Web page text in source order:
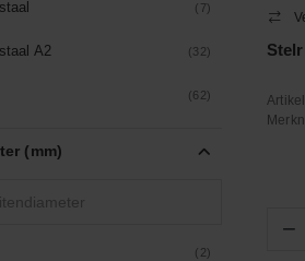
(7)
A2 (32)
(62)
(mm)
(2)
−